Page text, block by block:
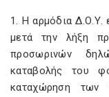
1. Η αρμόδια Δ.Ο.Υ.
μετά την λήξη
προσωρινών
καταβολής του
καταχώρηση των